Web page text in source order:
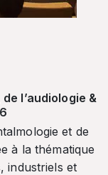
l’audiologie &
et de
à la thématique
industriels et